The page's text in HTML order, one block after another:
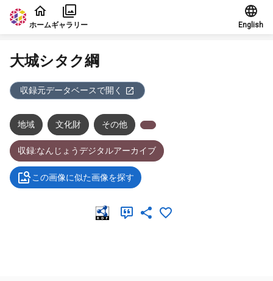
本文に飛ぶ
ホームギャラリー English
大城シタク綱
収録元データベースで開く
地域 文化財 その他
収録:なんじょうデジタルアーカイブ
この画像に似た画像を探す